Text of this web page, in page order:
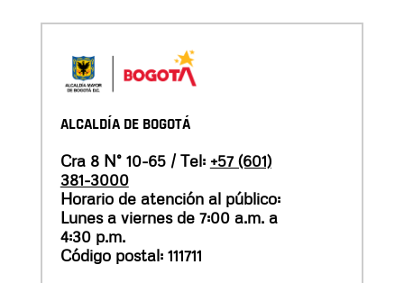
ALCALDÍA DE BOGOTÁ
Cra 8 N° 10-65 / Tel: +57 (601)
381-3000
Horario de atención al público:
Lunes a viernes de 7:00 a.m. a
4:30 p.m.
Código postal: 111711